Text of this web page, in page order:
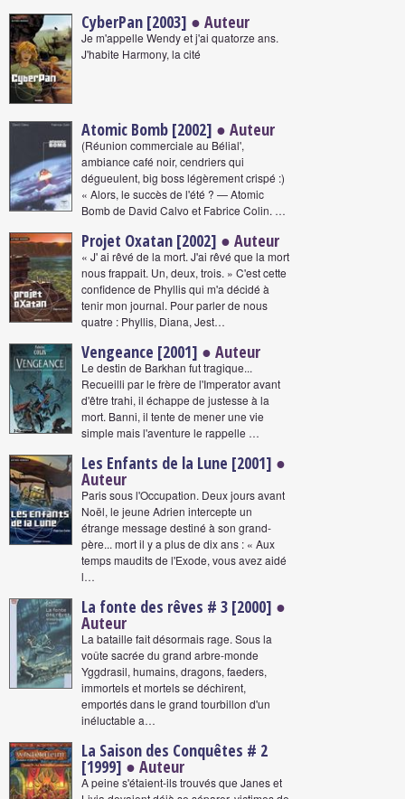
CyberPan [2003] ● Auteur
Je m'appelle Wendy et j'ai quatorze ans.
J'habite Harmony, la cité
Atomic Bomb [2002] ● Auteur
(Réunion commerciale au Bélial',
ambiance café noir, cendriers qui
dégueulent, big boss légèrement crispé :)
« Alors, le succès de l'été ? — Atomic
Bomb de David Calvo et Fabrice Colin. …
Projet Oxatan [2002] ● Auteur
« J' ai rêvé de la mort. J'ai rêvé que la mort
nous frappait. Un, deux, trois. » C'est cette
confidence de Phyllis qui m'a décidé à
tenir mon journal. Pour parler de nous
quatre : Phyllis, Diana, Jest…
Vengeance [2001] ● Auteur
Le destin de Barkhan fut tragique...
Recueilli par le frère de l'Imperator avant
d'être trahi, il échappe de justesse à la
mort. Banni, il tente de mener une vie
simple mais l'aventure le rappelle …
Les Enfants de la Lune [2001] ●
Auteur
Paris sous l'Occupation. Deux jours avant
Noël, le jeune Adrien intercepte un
étrange message destiné à son grand-
père... mort il y a plus de dix ans : « Aux
temps maudits de l'Exode, vous avez aidé
l…
La fonte des rêves # 3 [2000] ●
Auteur
La bataille fait désormais rage. Sous la
voûte sacrée du grand arbre-monde
Yggdrasil, humains, dragons, faeders,
immortels et mortels se déchirent,
emportés dans le grand tourbillon d'un
inéluctable a…
La Saison des Conquêtes # 2
[1999] ● Auteur
A peine s'étaient-ils trouvés que Janes et